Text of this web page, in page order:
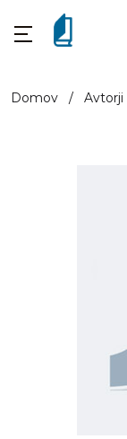
Domov / Avtorji